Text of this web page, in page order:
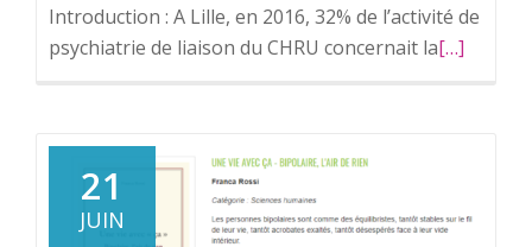
Introduction : A Lille, en 2016, 32% de l’activité de
psychiatrie de liaison du CHRU concernait laEn
des
[…]
21
JUIN